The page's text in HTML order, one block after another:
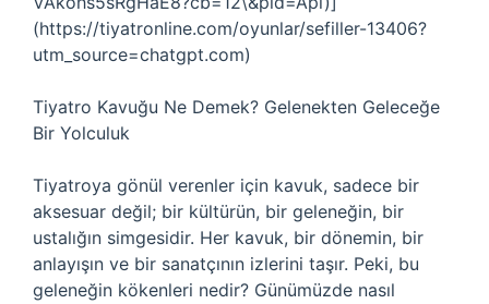
(https://tiyatronline.com/oyunlar/sefiller-13406?
utm_source=chatgpt.com)
Tiyatro Kavuğu Ne Demek? Gelenekten Geleceğe
Bir Yolculuk
Tiyatroya gönül verenler için kavuk, sadece bir
aksesuar değil; bir kültürün, bir geleneğin, bir
ustalığın simgesidir. Her kavuk, bir dönemin, bir
anlayışın ve bir sanatçının izlerini taşır. Peki, bu
geleneğin kökenleri nedir? Günümüzde nasıl